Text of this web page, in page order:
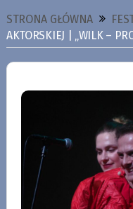
STRONA GŁÓWNA
AKTORSKIEJ | „WILK –